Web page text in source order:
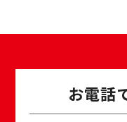
お電話